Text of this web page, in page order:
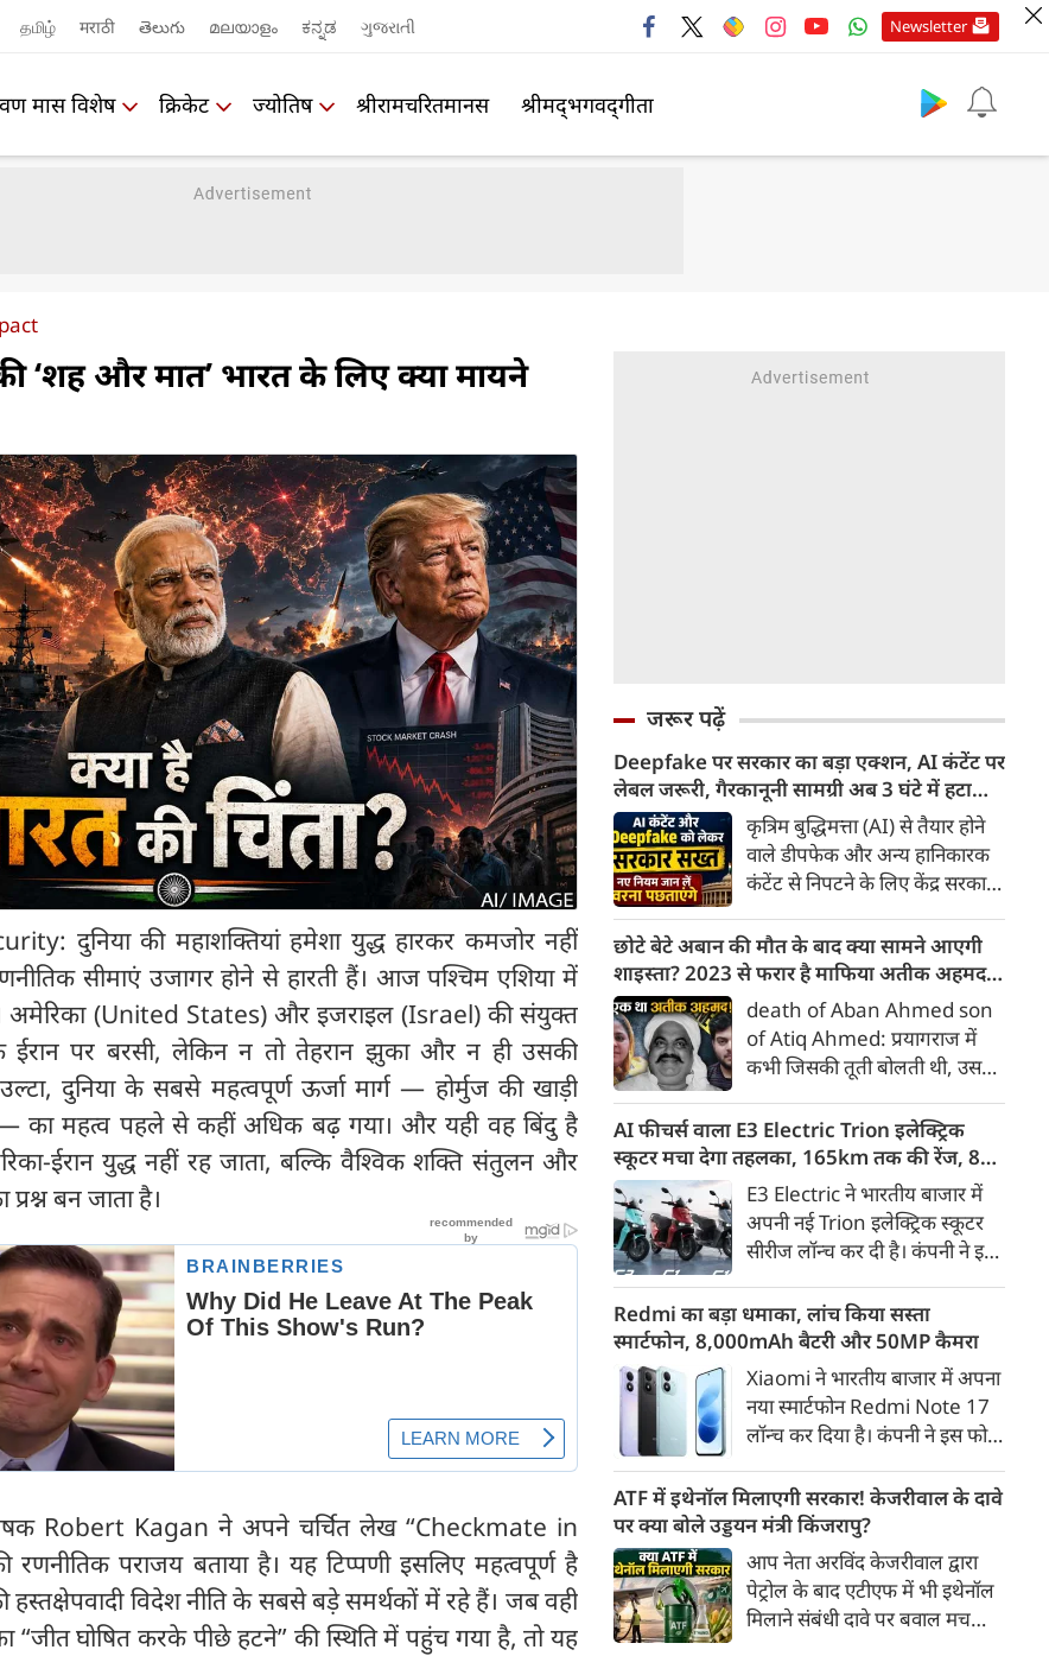
தமிழ் मराठी తెలుగు മലയാളം ಕನ್ನಡ ગુજરાતી Newsletter
मास विशेष क्रिकेट ज्योतिष श्रीरामचरितमानस श्रीमद्‍भगवद्‍गीता
‘शह और मात’ भारत के लिए क्या मायने
दुनिया की महाशक्तियां हमेशा युद्ध हारकर कमजोर नहीं
सीमाएं उजागर होने से हारती हैं। आज पश्चिम एशिया में
है। अमेरिका (United States) और इजराइल (Israel) की संयुक्त
ईरान पर बरसी, लेकिन न तो तेहरान झुका और न ही उसकी
दुनिया के सबसे महत्वपूर्ण ऊर्जा मार्ग — होर्मुज की खाड़ी
महत्व पहले से कहीं अधिक बढ़ गया। और यही वह बिंदु है
ईरान युद्ध नहीं रह जाता, बल्कि वैश्विक शक्ति संतुलन और
बन जाता है।
Robert Kagan ने अपने चर्चित लेख “Checkmate in
पराजय बताया है। यह टिप्पणी इसलिए महत्वपूर्ण है
विदेश नीति के सबसे बड़े समर्थकों में रहे हैं। जब वही
“जीत घोषित करके पीछे हटने” की स्थिति में पहुंच गया है, तो यह
जरूर पढ़ें
Deepfake पर सरकार का बड़ा एक्शन, AI कंटेंट पर
लेबल जरूरी, गैरकानूनी सामग्री अब 3 घंटे में हटानी
होगी, नए नियम जान लें वरना पछताएंगे
कृत्रिम बुद्धिमत्ता (AI) से तैयार होने
वाले डीपफेक और अन्य हानिकारक
कंटेंट से निपटने के लिए केंद्र सरकार
किया है। सरकार ने AI से तैयार कंटेंट
पर स्पष्ट लेबल और पहचान योग्य
मेटाडेटा उपलब्ध कराना अनिवार्य
किया है। साथ ही, सरकारी या
न्यायालय के आदेश के आधार पर
गैरकानूनी जानकारी हटाने की
समयसीमा 36 घंटे से घटाकर 3 घंटे
कर दी गई है।
छोटे बेटे अबान की मौत के बाद क्या सामने आएगी
शाइस्ता? 2023 से फरार है माफिया अतीक अहमद
की पत्नी
death of Aban Ahmed son
of Atiq Ahmed: प्रयागराज में
कभी जिसकी तूती बोलती थी, उस
अहमद के कुनबे पर कानून और
किस्मत की दोहरी मार पड़ रही है।
जिस झांसी जिले में अप्रैल 2023 में
अतीक के एनकाउंटर में मारे गए बेटे
असद की सांसें थमी थीं, उसी झांसी में
अब उसके छोटे बेटे अबान की भीषण
सड़क दुर्घटना में जान चली गई है।
AI फीचर्स वाला E3 Electric Trion इलेक्ट्रिक
स्कूटर मचा देगा तहलका, 165km तक की रेंज, 8
साल की बैटरी वारंटी, कीमत जानेंगे तो हो जाएंगे
हैरान
E3 Electric ने भारतीय बाजार में
अपनी नई Trion इलेक्ट्रिक स्कूटर
सीरीज लॉन्च कर दी है। कंपनी ने इसे
पेश किया है। Trion की शुरुआती
कीमत 99,999 रुपए (एक्स-शोरूम,
बेंगलुरु) रखी गई है। फिलहाल इसकी
बुकिंग बेंगलुरु के ग्राहकों के लिए
कंपनी की आधिकारिक वेबसाइट के
जरिए शुरू की गई है। आने वाले समय
में इसे दूसरे शहरों में भी उपलब्ध
कराया जाएगा।
Redmi का बड़ा धमाका, लांच किया सस्ता
स्मार्टफोन, 8,000mAh बैटरी और 50MP कैमरा
Xiaomi ने भारतीय बाजार में अपना
नया स्मार्टफोन Redmi Note 17
लॉन्च कर दिया है। कंपनी ने इस फोन
डिस्प्ले, 8,000mAh की बड़ी बैटरी
और Qualcomm Snapdragon
चिपसेट के साथ पेश किया है। फोन में
50MP का मेन कैमरा दिया गया है।
इसके अलावा Redmi Note 17 में
Corning Gorilla Glass 7i
ATF में इथेनॉल मिलाएगी सरकार! केजरीवाल के दावे
पर क्या बोले उड्डयन मंत्री किंजरापु?
आप नेता अरविंद केजरीवाल द्वारा
पेट्रोल के बाद एटीएफ में भी इथेनॉल
मिलाने संबंधी दावे पर बवाल मच